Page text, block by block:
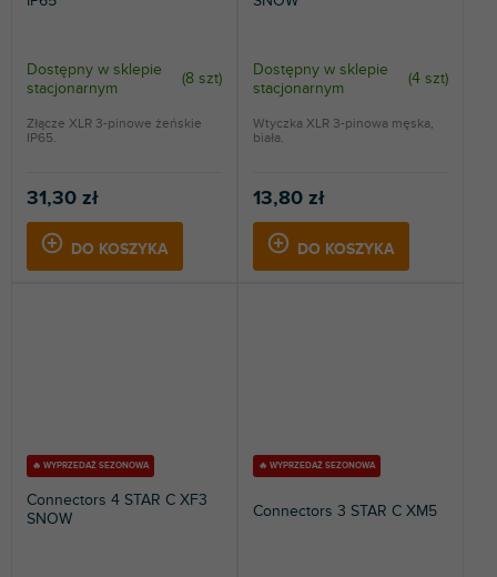
Dostępny w sklepie
stacjonarnym
(8 szt)
31,30 zł
DO KOSZYKA
Złącze XLR 3-pinowe żeńskie
IP65.
Dostępny w sklepie
stacjonarnym
(4 szt)
13,80 zł
DO KOSZYKA
Wtyczka XLR 3-pinowa męska,
biała.
🔥 WYPRZEDAŻ SEZONOWA
Connectors 4 STAR C XF3
SNOW
🔥 WYPRZEDAŻ SEZONOWA
Connectors 3 STAR C XM5